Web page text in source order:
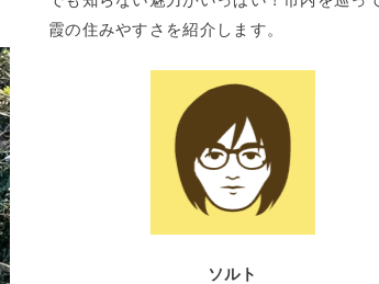
霞の住みやすさを紹介します。
ソルト